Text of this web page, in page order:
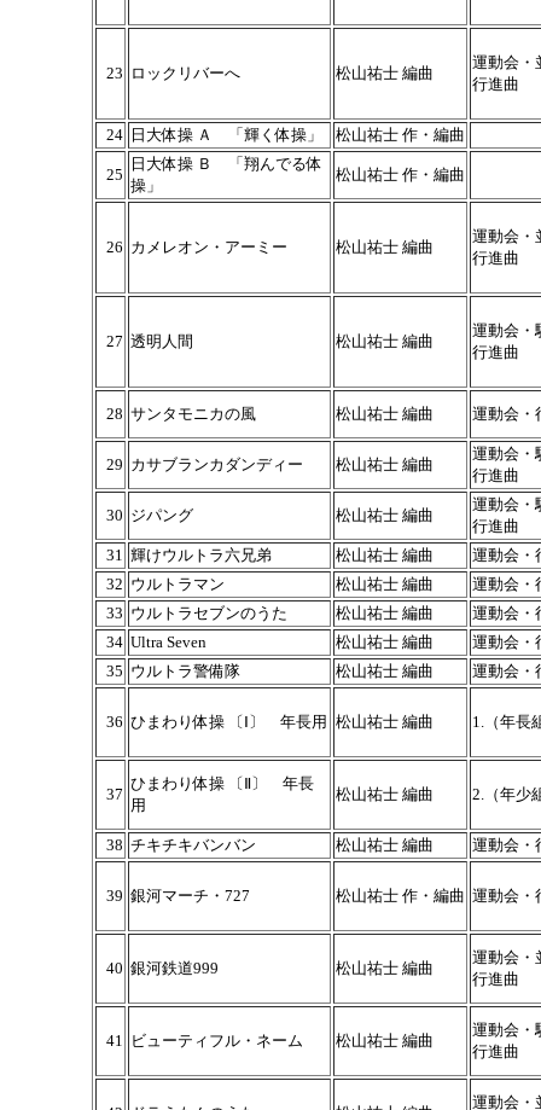
23 ロックリバーへ 松山祐士 編曲
運動会・
行進曲
24 日大体操 Ａ 「輝く体操」 松山祐士 作・編曲
25
日大体操 Ｂ 「翔んでる体
操」
松山祐士 作・編曲
26 カメレオン・アーミー 松山祐士 編曲
運動会・
行進曲
27 透明人間 松山祐士 編曲
運動会・
行進曲
28 サンタモニカの風 松山祐士 編曲 運動会・
29 カサブランカダンディー 松山祐士 編曲
運動会・
行進曲
30 ジパング 松山祐士 編曲
運動会・
行進曲
31 輝けウルトラ六兄弟 松山祐士 編曲
運動会・
32 ウルトラマン 松山祐士 編曲
運動会・
33 ウルトラセブンのうた 松山祐士 編曲
運動会・
34 Ultra Seven 松山祐士 編曲
運動会・
35 ウルトラ警備隊 松山祐士 編曲 運動会・
36 ひまわり体操 〔Ⅰ〕 年長用 松山祐士 編曲 1.（年長
37
ひまわり体操 〔Ⅱ〕 年長
用
松山祐士 編曲 2.（年少
38 チキチキバンバン 松山祐士 編曲 運動会・
39 銀河マーチ・727 松山祐士 作・編曲 運動会・
40 銀河鉄道999 松山祐士 編曲
運動会・
行進曲
41 ビューティフル・ネーム 松山祐士 編曲
運動会・
行進曲
運動会・